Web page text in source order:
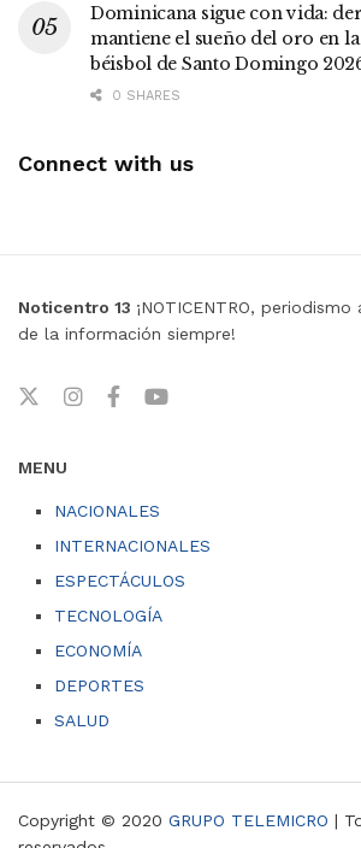
Dominicana sigue con vida:
mantiene el sueño del oro en
béisbol de Santo Domingo
0 SHARES
Connect with us
Noticentro 13 ¡NOTICENTRO,
de la información siempre!
MENU
NACIONALES
INTERNACIONALES
ESPECTÁCULOS
TECNOLOGÍA
ECONOMÍA
DEPORTES
SALUD
Copyright © 2020 GRUPO TELEMICRO |